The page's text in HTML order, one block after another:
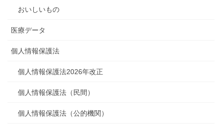
おいしいもの
医療データ
個人情報保護法
個人情報保護法2026年改正
個人情報保護法（民間）
個人情報保護法（公的機関）